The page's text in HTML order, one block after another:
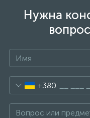
Нужна
+380